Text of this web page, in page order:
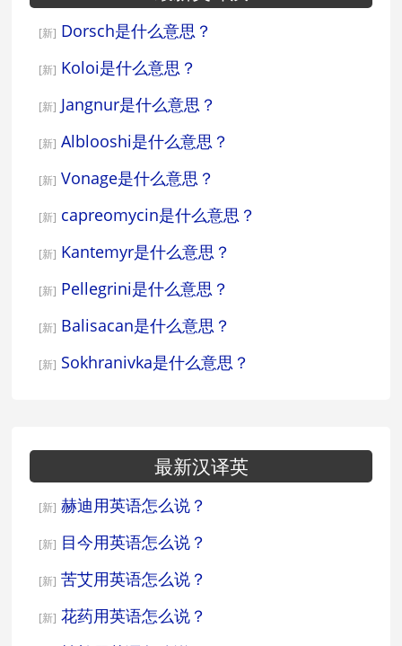
[新] Dorsch是什么意思？
[新] Koloi是什么意思？
[新] Jangnur是什么意思？
[新] Alblooshi是什么意思？
[新] Vonage是什么意思？
[新] capreomycin是什么意思？
[新] Kantemyr是什么意思？
[新] Pellegrini是什么意思？
[新] Balisacan是什么意思？
[新] Sokhranivka是什么意思？
最新汉译英
[新] 赫迪用英语怎么说？
[新] 目今用英语怎么说？
[新] 苦艾用英语怎么说？
[新] 花药用英语怎么说？